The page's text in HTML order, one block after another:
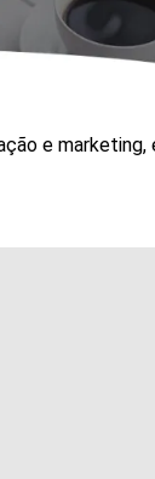
e marketing,